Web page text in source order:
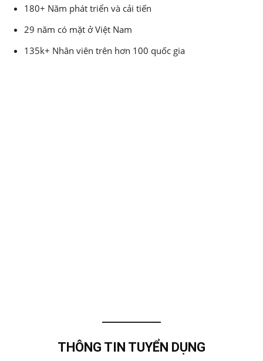
180+ Năm phát triển và cải tiến
29 năm có mặt ở Việt Nam
135k+ Nhân viên trên hơn 100 quốc gia
THÔNG TIN TUYỂN DỤNG